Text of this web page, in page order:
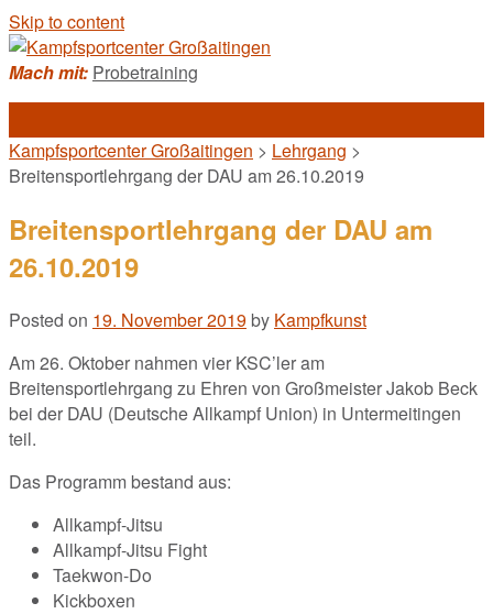
Skip to content
Mach mit: Probetraining
Kampfsportcenter Großaitingen > Lehrgang >
Breitensportlehrgang der DAU am 26.10.2019
Breitensportlehrgang der DAU am
26.10.2019
Posted on 19. November 2019 by Kampfkunst
Am 26. Oktober nahmen vier KSC’ler am
Breitensportlehrgang zu Ehren von Großmeister Jakob Beck
bei der DAU (Deutsche Allkampf Union) in Untermeitingen
teil.
Das Programm bestand aus:
Allkampf-Jitsu
Allkampf-Jitsu Fight
Taekwon-Do
Kickboxen